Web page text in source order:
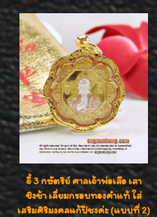
จี้ 3 กษัตริย์ ศาลเจ้าพ่อเสือ เสา
ชิงช้า เลี่ยมกรอบทองคำแท้ ใส่
เสริมศิริมงคลแก้ปีชงค่ะ (แบบที่ 2)